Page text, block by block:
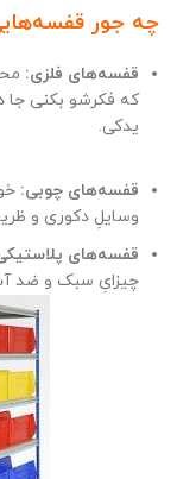
چه جور
قفسه‌های فلزی:
که فکرشو بکنی جا
یدکی.
قفسه‌های چوبی:
وسایلِ دکوری و
قفسه‌های
چیزایِ سبک و ضد